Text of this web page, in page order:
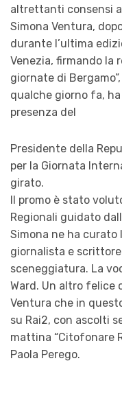
altrettanti consensi
Simona Ventura,
durante l’ultima
Venezia, firmando la
giornate di
qualche giorno fa,
presenza del
Presidente della
per la Giornata
girato.
Il promo è stato
Regionali guidato
Simona ne ha curato
giornalista e
sceneggiatura. La
Ward. Un altro felice
Ventura che in
su Rai2, con ascolti
mattina “Citofonare
Paola Perego.